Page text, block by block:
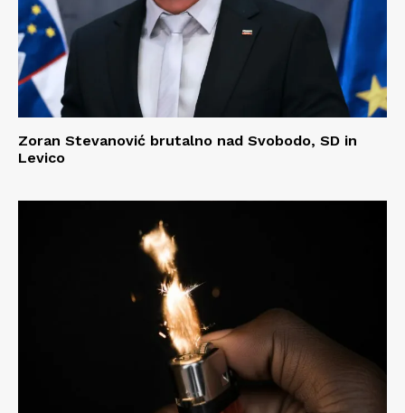
Zoran Stevanović brutalno nad Svobodo, SD in
Levico